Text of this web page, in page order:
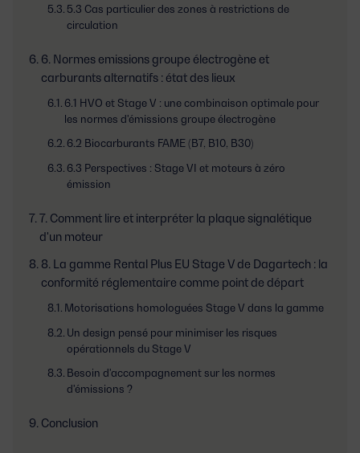
5.3 Cas particulier des zones à restrictions de
circulation
6. Normes emissions groupe électrogène et
carburants alternatifs : état des lieux
6.1 HVO et Stage V : une combinaison optimale pour
les normes d'émissions groupe électrogène
6.2 Biocarburants FAME (B7, B10, B30)
6.3 Perspectives : Stage VI et moteurs à zéro
émission
7. Comment lire et interpréter la plaque signalétique
d'un moteur
8. La gamme Rental Plus EU Stage V de Dagartech : la
conformité réglementaire comme point de départ
Motorisations homologuées Stage V dans la gamme
Un design pensé pour minimiser les risques
opérationnels du Stage V
Besoin d'accompagnement sur les normes
d'émissions ?
Conclusion